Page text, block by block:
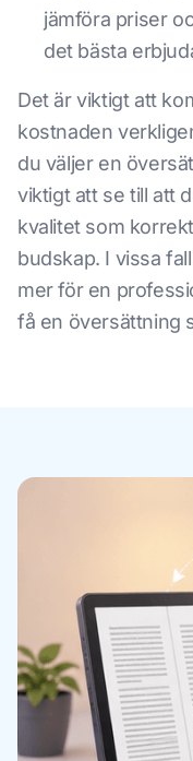
jämföra priser
det bästa
Det är viktigt att
kostnaden
du väljer en
viktigt att se till att
kvalitet som
budskap. I vissa
mer för en
få en översättning